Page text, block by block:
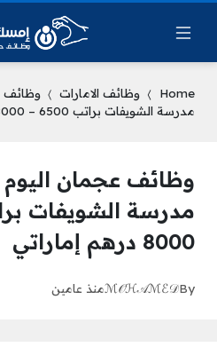
Home وظائف الامارات
وظائف
مدرسة الشويفات براتب 6500 – 8000 درهم إماراتي
وظائف عجمان
8000 درهم إماراتي
By
ℳ𝒪ℋ𝒜ℳℰ𝒟منذ عامين